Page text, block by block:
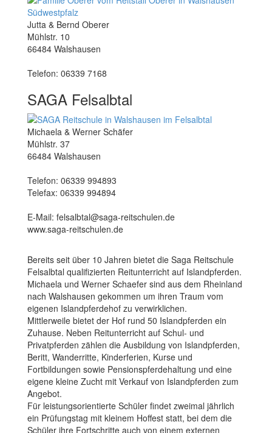
Jutta & Bernd Oberer
Mühlstr. 10
66484 Walshausen
Telefon: 06339 7168
SAGA Felsalbtal
Michaela & Werner Schäfer
Mühlstr. 37
66484 Walshausen
Telefon: 06339 994893
Telefax: 06339 994894
E-Mail: felsalbtal@saga-reitschulen.de
www.saga-reitschulen.de
Bereits seit über 10 Jahren bietet die Saga Reitschule
Felsalbtal qualifizierten Reitunterricht auf Islandpferden.
Michaela und Werner Schaefer sind aus dem Rheinland
nach Walshausen gekommen um ihren Traum vom
eigenen Islandpferdehof zu verwirklichen.
Mittlerweile bietet der Hof rund 50 Islandpferden ein
Zuhause. Neben Reitunterricht auf Schul- und
Privatpferden zählen die Ausbildung von Islandpferden,
Beritt, Wanderritte, Kinderferien, Kurse und
Fortbildungen sowie Pensionspferdehaltung und eine
eigene kleine Zucht mit Verkauf von Islandpferden zum
Angebot.
Für leistungsorientierte Schüler findet zweimal jährlich
ein Prüfungstag mit kleinem Hoffest statt, bei dem die
Schüler ihre Fortschritte auch von einem externen